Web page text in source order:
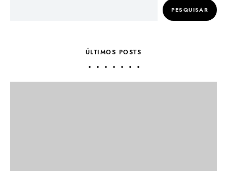
PESQUISAR
ÚLTIMOS POSTS